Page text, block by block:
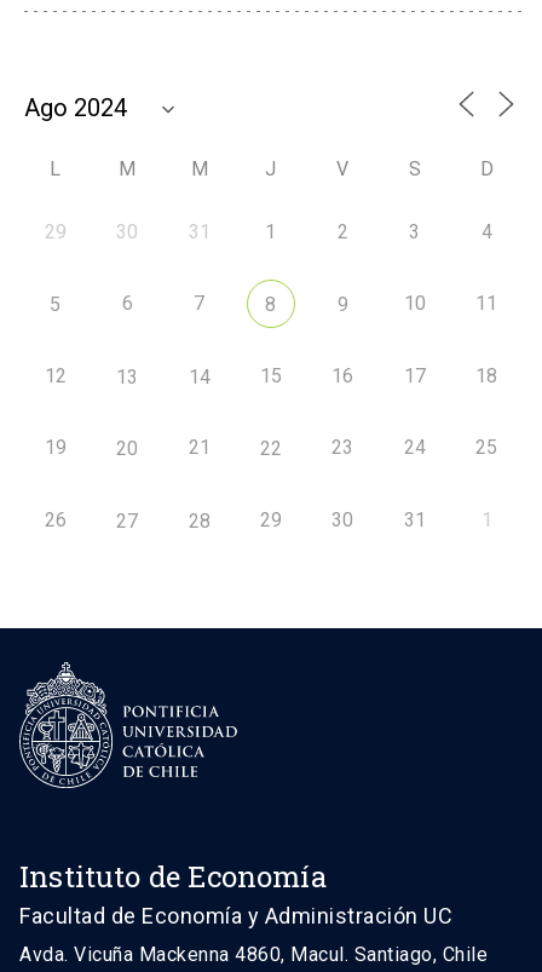
L M M J V S D
29 30 31 1 2 3 4
5 6 7 8 9 10 11
12 13 14 15 16 17 18
19 20 21 22 23 24 25
26 27 28 29 30 31 1
Instituto de Economía
Facultad de Economía y Administración UC
Avda. Vicuña Mackenna 4860, Macul. Santiago, Chile